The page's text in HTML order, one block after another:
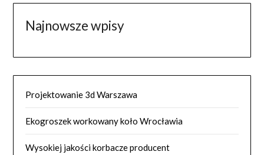
Najnowsze wpisy
Projektowanie 3d Warszawa
Ekogroszek workowany koło Wrocławia
Wysokiej jakości korbacze producent